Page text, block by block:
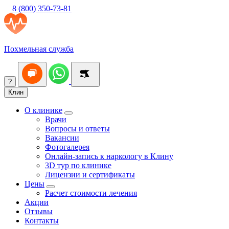
8 (800) 350-73-81
Похмельная служба
?
Клин
О клинике
Врачи
Вопросы и ответы
Вакансии
Фотогалерея
Онлайн-запись к наркологу в Клину
3D тур по клинике
Лицензии и сертификаты
Цены
Расчет стоимости лечения
Акции
Отзывы
Контакты